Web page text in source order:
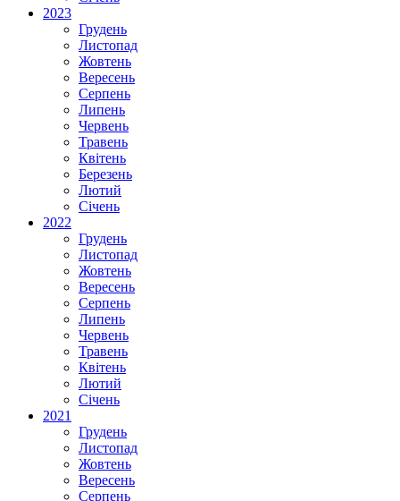
2023
Грудень
Листопад
Жовтень
Вересень
Серпень
Липень
Червень
Травень
Квітень
Березень
Лютий
Січень
2022
Грудень
Листопад
Жовтень
Вересень
Серпень
Липень
Червень
Травень
Квітень
Лютий
Січень
2021
Грудень
Листопад
Жовтень
Вересень
Серпень